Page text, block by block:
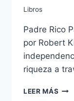
Libros
Padre Rico
por Robert
riqueza a
LEER MÁS